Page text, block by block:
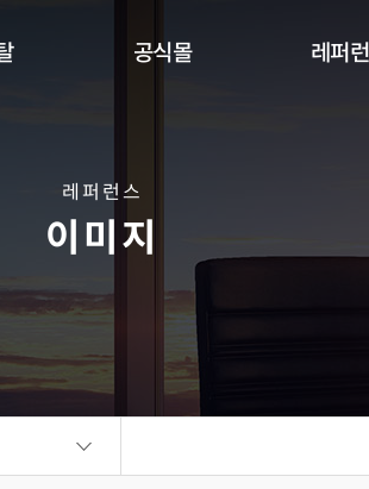
360 사이니지 큐브
크터치테이블 비디오월
공식몰 레퍼
레퍼런스
이미지